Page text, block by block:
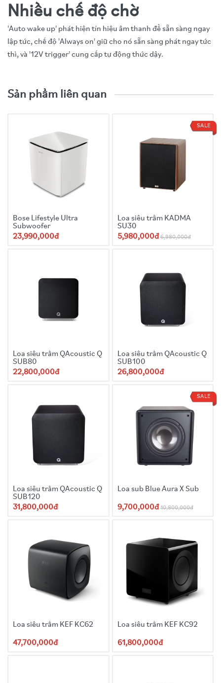
Nhiều chế độ chờ
'Auto wake up' phát hiện tín hiệu âm thanh để sẵn sàng ngay
lập tức, chế độ 'Always on' giữ cho nó sẵn sàng phát ngay tức
thì, và '12V trigger' cung cấp tự động thức dậy.
Thiết kế:
Loa siêu trầm có khuếch đại (Đóng kín)
Củ loa:1 x 250mm (10in.)
Công suất bộ khuếch đại:
Bộ lọc đầu vào:
40Hz – 140Hz, LFE
Đầu vào:RCA phono sockets | Đầu vào mức loa | Cổng mở
Kích thước (C x R x D) với bảng điều khiển phía sau và chân:
370 x 353 x 370 mm (14.6 x 13.9 x 14.6 in)
Sản phẩm liên quan
Bose Lifestyle Ultra
Subwoofer
23,990,000đ
SALE
Loa siêu trầm KADMA
SU30
5,980,000đ 6,980,000đ
Loa siêu trầm QAcoustic Q
SUB80
22,800,000đ
Loa siêu trầm QAcoustic Q
SUB100
26,800,000đ
Loa siêu trầm QAcoustic Q
SUB120
31,800,000đ
SALE
Loa sub Blue Aura X Sub
9,700,000đ 10,800,000đ
Loa siêu trầm KEF KC62
47,700,000đ
Loa siêu trầm KEF KC92
61,800,000đ